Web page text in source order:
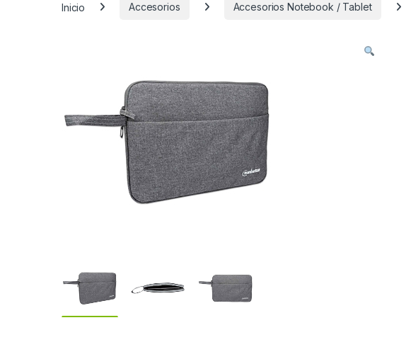
Inicio Accesorios Accesorios Notebook / Tablet